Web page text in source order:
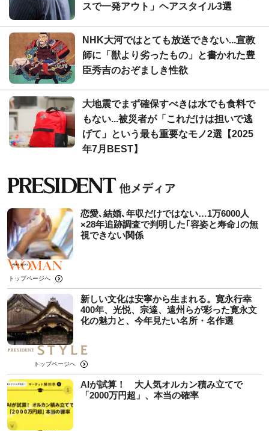
スで一発アウト」ヘアスタイル3選
NHK大河ではとても放送できない...宣教
師に「獣より劣ったもの」と書かれた豊
臣秀吉のおぞましき性欲
大地震でまず確保すべきは水でも食料で
もない...被災者が「これだけは担いで逃
げて」という最も重要なモノ2選【2025
年7月BEST】
恋愛､結婚､年収だけではない…1万6000人
×28年追跡調査で判明した｢容姿と寿命｣の無
視できない関係
トップページへ
新しい文化は安寧から生まれる。寛永行幸
400年、光悦、宗達、遠州らが彩った寛永文
化の魅力と、今年見たい名所・名作選
トップページへ
AIが試算！ 大人気オルカン積み立てで
「2000万円超」、本当の確率